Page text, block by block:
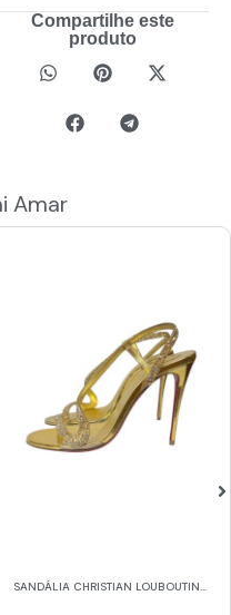
Compartilhe este
produto
Amar
SANDÁLIA CHRISTIAN LOUBOUTIN...